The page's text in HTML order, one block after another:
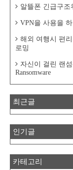
알뜰폰 긴급구
VPN을 사용을
해외 여행시 편
로밍
자신이 걸린 랜
Ransomware
최근글
인기글
카테고리